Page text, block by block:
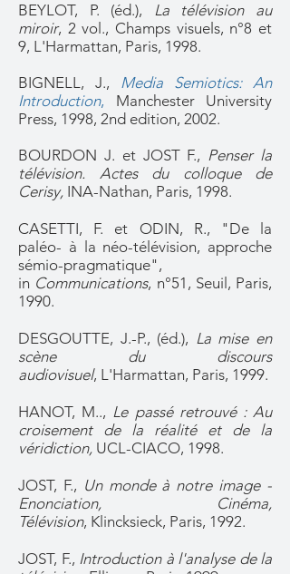
BEYLOT, P. (éd.), La télévision au
miroir, 2 vol., Champs visuels, n°8 et
9, L'Harmattan, Paris, 1998.
BIGNELL, J., Media Semiotics: An
Introduction,
Manchester University
Press, 1998, 2nd edition, 2002.
BOURDON J. et JOST F., Penser la
télévision. Actes du colloque de
Cerisy, INA-Nathan, Paris, 1998.
CASETTI, F. et ODIN, R., "De la
paléo- à la néo-télévision, approche
sémio-pragmatique",
in Communications, n°51, Seuil, Paris,
1990.
DESGOUTTE, J.-P., (éd.), La mise en
scène du discours
audiovisuel, L'Harmattan, Paris, 1999.
HANOT, M.., Le passé retrouvé : Au
croisement de la réalité et de la
véridiction, UCL-CIACO, 1998.
JOST, F., Un monde à notre image -
Enonciation, Cinéma,
Télévision, Klincksieck, Paris, 1992.
JOST, F., Introduction à l'analyse de la